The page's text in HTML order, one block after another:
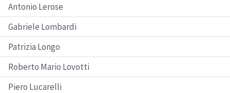
Antonio Lerose
Gabriele Lombardi
Patrizia Longo
Roberto Mario Lovotti
Piero Lucarelli